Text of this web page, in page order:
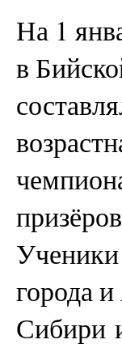
На 1
в
Ученики
города
Сибири